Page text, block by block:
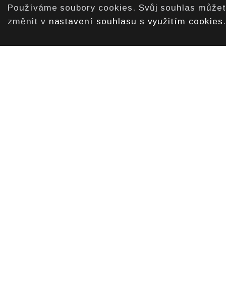
Používáme soubory cookies. Svůj souhlas
změnit v nastavení souhlasu s využitím cookies .